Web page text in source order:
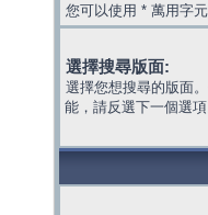
您可以使用 * 萬用字元
選擇搜尋版面:
選擇您想搜尋的版面
能，請反選下一個選項